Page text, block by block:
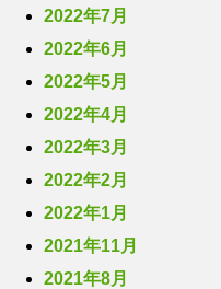
2022年7月
2022年6月
2022年5月
2022年4月
2022年3月
2022年2月
2022年1月
2021年11月
2021年8月